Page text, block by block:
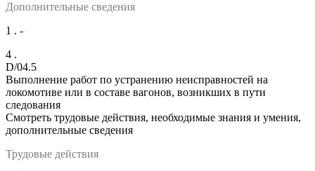
Дополнительные сведения
1 . -
4 .
D/04.5
Выполнение работ по устранению неисправностей на
локомотиве или в составе вагонов, возникших в пути
следования
Смотреть трудовые действия, необходимые знания и умения,
дополнительные сведения
Трудовые действия